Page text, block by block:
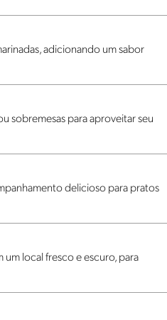
adicionando um sabor
sobremesas para aproveitar seu
delicioso para pratos
local fresco e escuro, para